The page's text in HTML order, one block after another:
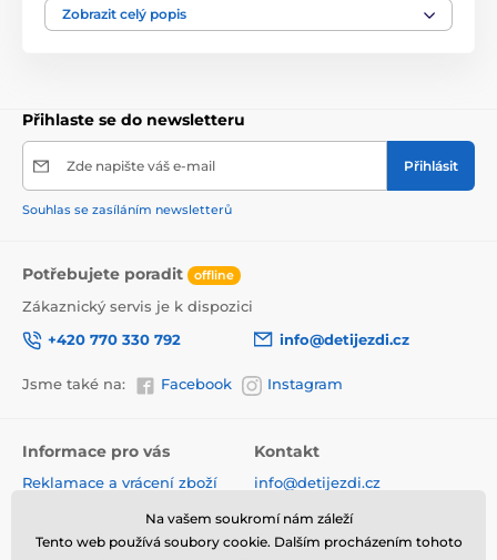
normou TUV/GS.
Zobrazit celý popis
Přihlaste se do newsletteru
Zde napište váš e-mail Přihlásit
Souhlas se zasíláním newsletterů
Potřebujete poradit offline
Zákaznický servis je k dispozici
+420 770 330 792
info@detijezdi.cz
Jsme také na: Facebook Instagram
Informace pro vás
Reklamace a vrácení zboží
Ochrana osobních údajů
Kontakt
info@detijezdi.cz
770 330 792 (Po-Pá 10-16 hod)
Instagram detijezdi.cz/
Na vašem soukromí nám záleží
Tento web používá soubory cookie. Dalším procházením tohoto